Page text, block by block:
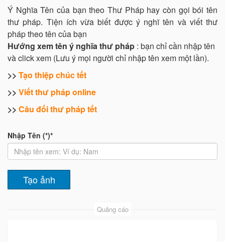
Ý Nghĩa Tên của bạn theo Thư Pháp hay còn gọi bói tên
thư pháp. Tiện ích vừa biết được ý nghĩ tên và viết thư
pháp theo tên của bạn
Hướng xem tên ý nghĩa thư pháp : bạn chỉ cần nhập tên
và click xem (Lưu ý mọi người chỉ nhập tên xem một lần).
>> Tạo thiệp chúc tết
>> Viết thư pháp online
>> Câu đối thư pháp tết
Nhập Tên (*)*
Quảng cáo